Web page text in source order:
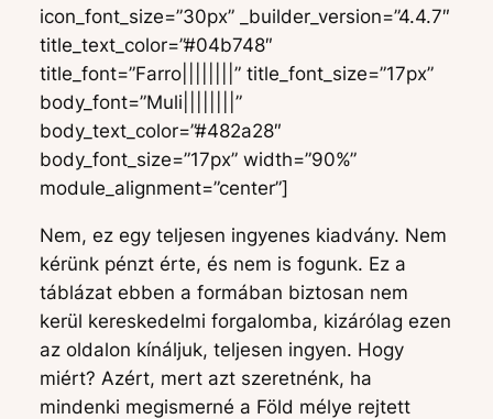
icon_font_size=”30px” _builder_version=”4.4.7″
title_text_color=”#04b748″
title_font=”Farro||||||||” title_font_size=”17px”
body_font=”Muli||||||||”
body_text_color=”#482a28″
body_font_size=”17px” width=”90%”
module_alignment=”center”]
Nem, ez egy teljesen ingyenes kiadvány. Nem
kérünk pénzt érte, és nem is fogunk. Ez a
táblázat ebben a formában biztosan nem
kerül kereskedelmi forgalomba, kizárólag ezen
az oldalon kínáljuk, teljesen ingyen. Hogy
miért? Azért, mert azt szeretnénk, ha
mindenki megismerné a Föld mélye rejtett